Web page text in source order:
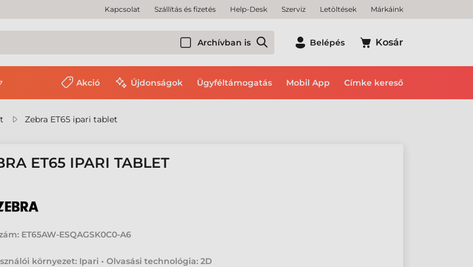
Kapcsolat Szállítás és fizetés Help-Desk Szerviz Letöltések Márkáink
Archívban is Belépés Kosár
Akció Újdonságok Ügyféltámogatás Mobil App Címke kereső
Zebra ET65 ipari tablet
ET65 IPARI TABLET
ET65AW-ESQAGSK0C0-A6
környezet: Ipari • Olvasási technológia: 2D